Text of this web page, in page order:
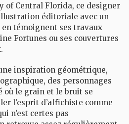
of Central Florida, ce designer
éditoriale avec un
en témoignent ses travaux
Fortunes ou ses couvertures
inspiration géométrique,
des personnages
où le grain et le bruit se
l’esprit d’affichiste comme
n’est certes pas